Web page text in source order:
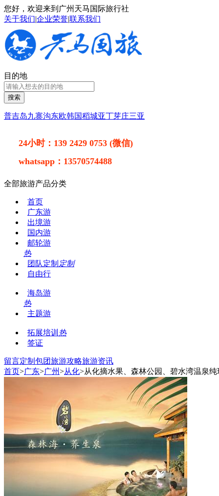
您好，欢迎来到广州天马国际旅行社
关于我们|企业荣誉|联系我们
目的地
搜索
普吉岛九寨沟东欧韩国稻城亚丁芽庄三亚
24小时： 139 2429 0753 (微信)
whatsapp： 13570574488
全部旅游产品分类
首页
广东游
出境游
国内游
邮轮游
热
团队定制 定制
自由行
海岛游
热
主题游
拓展培训 热
签证
留言定制包团旅游攻略旅游资讯
首页>广东>广州>从化>从化摘水果、森林公园、碧水湾温泉